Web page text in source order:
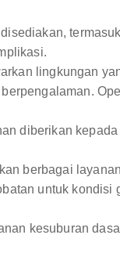
lingkungan
diberikan
berbagai
untuk kondisi
kesuburan